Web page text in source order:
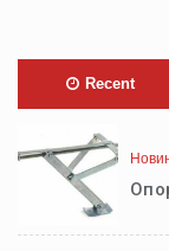
Recent